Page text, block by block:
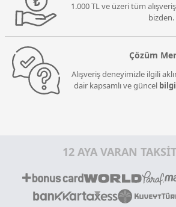
1.000 TL ve üzeri tüm
bizden.
Çözüm
Alışveriş deneyimizle ilgili
dair kapsamlı ve güncel
12 AYA VARAN